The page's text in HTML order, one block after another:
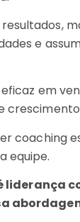
e
em
coaching
equipe.
liderança